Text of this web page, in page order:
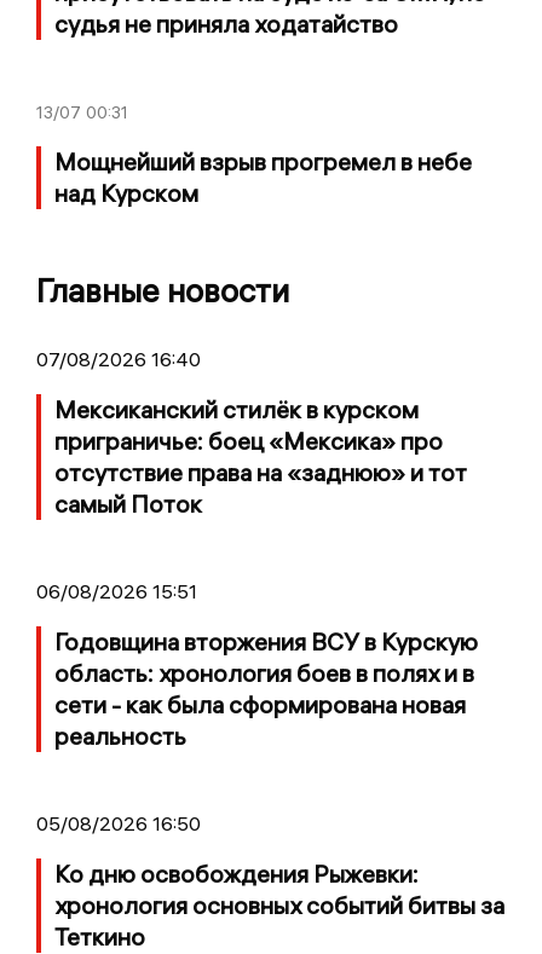
судья не приняла ходатайство
13/07 00:31
Мощнейший взрыв прогремел в небе
над Курском
Главные новости
07/08/2026 16:40
Мексиканский стилёк в курском
приграничье: боец «Мексика» про
отсутствие права на «заднюю» и тот
самый Поток
06/08/2026 15:51
Годовщина вторжения ВСУ в Курскую
область: хронология боев в полях и в
сети - как была сформирована новая
реальность
05/08/2026 16:50
Ко дню освобождения Рыжевки:
хронология основных событий битвы за
Теткино